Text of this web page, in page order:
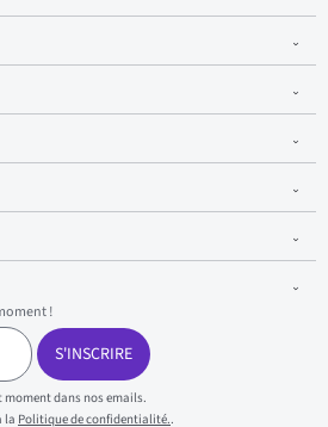
!
S'INSCRIRE
dans nos emails.
la Politique de confidentialité..